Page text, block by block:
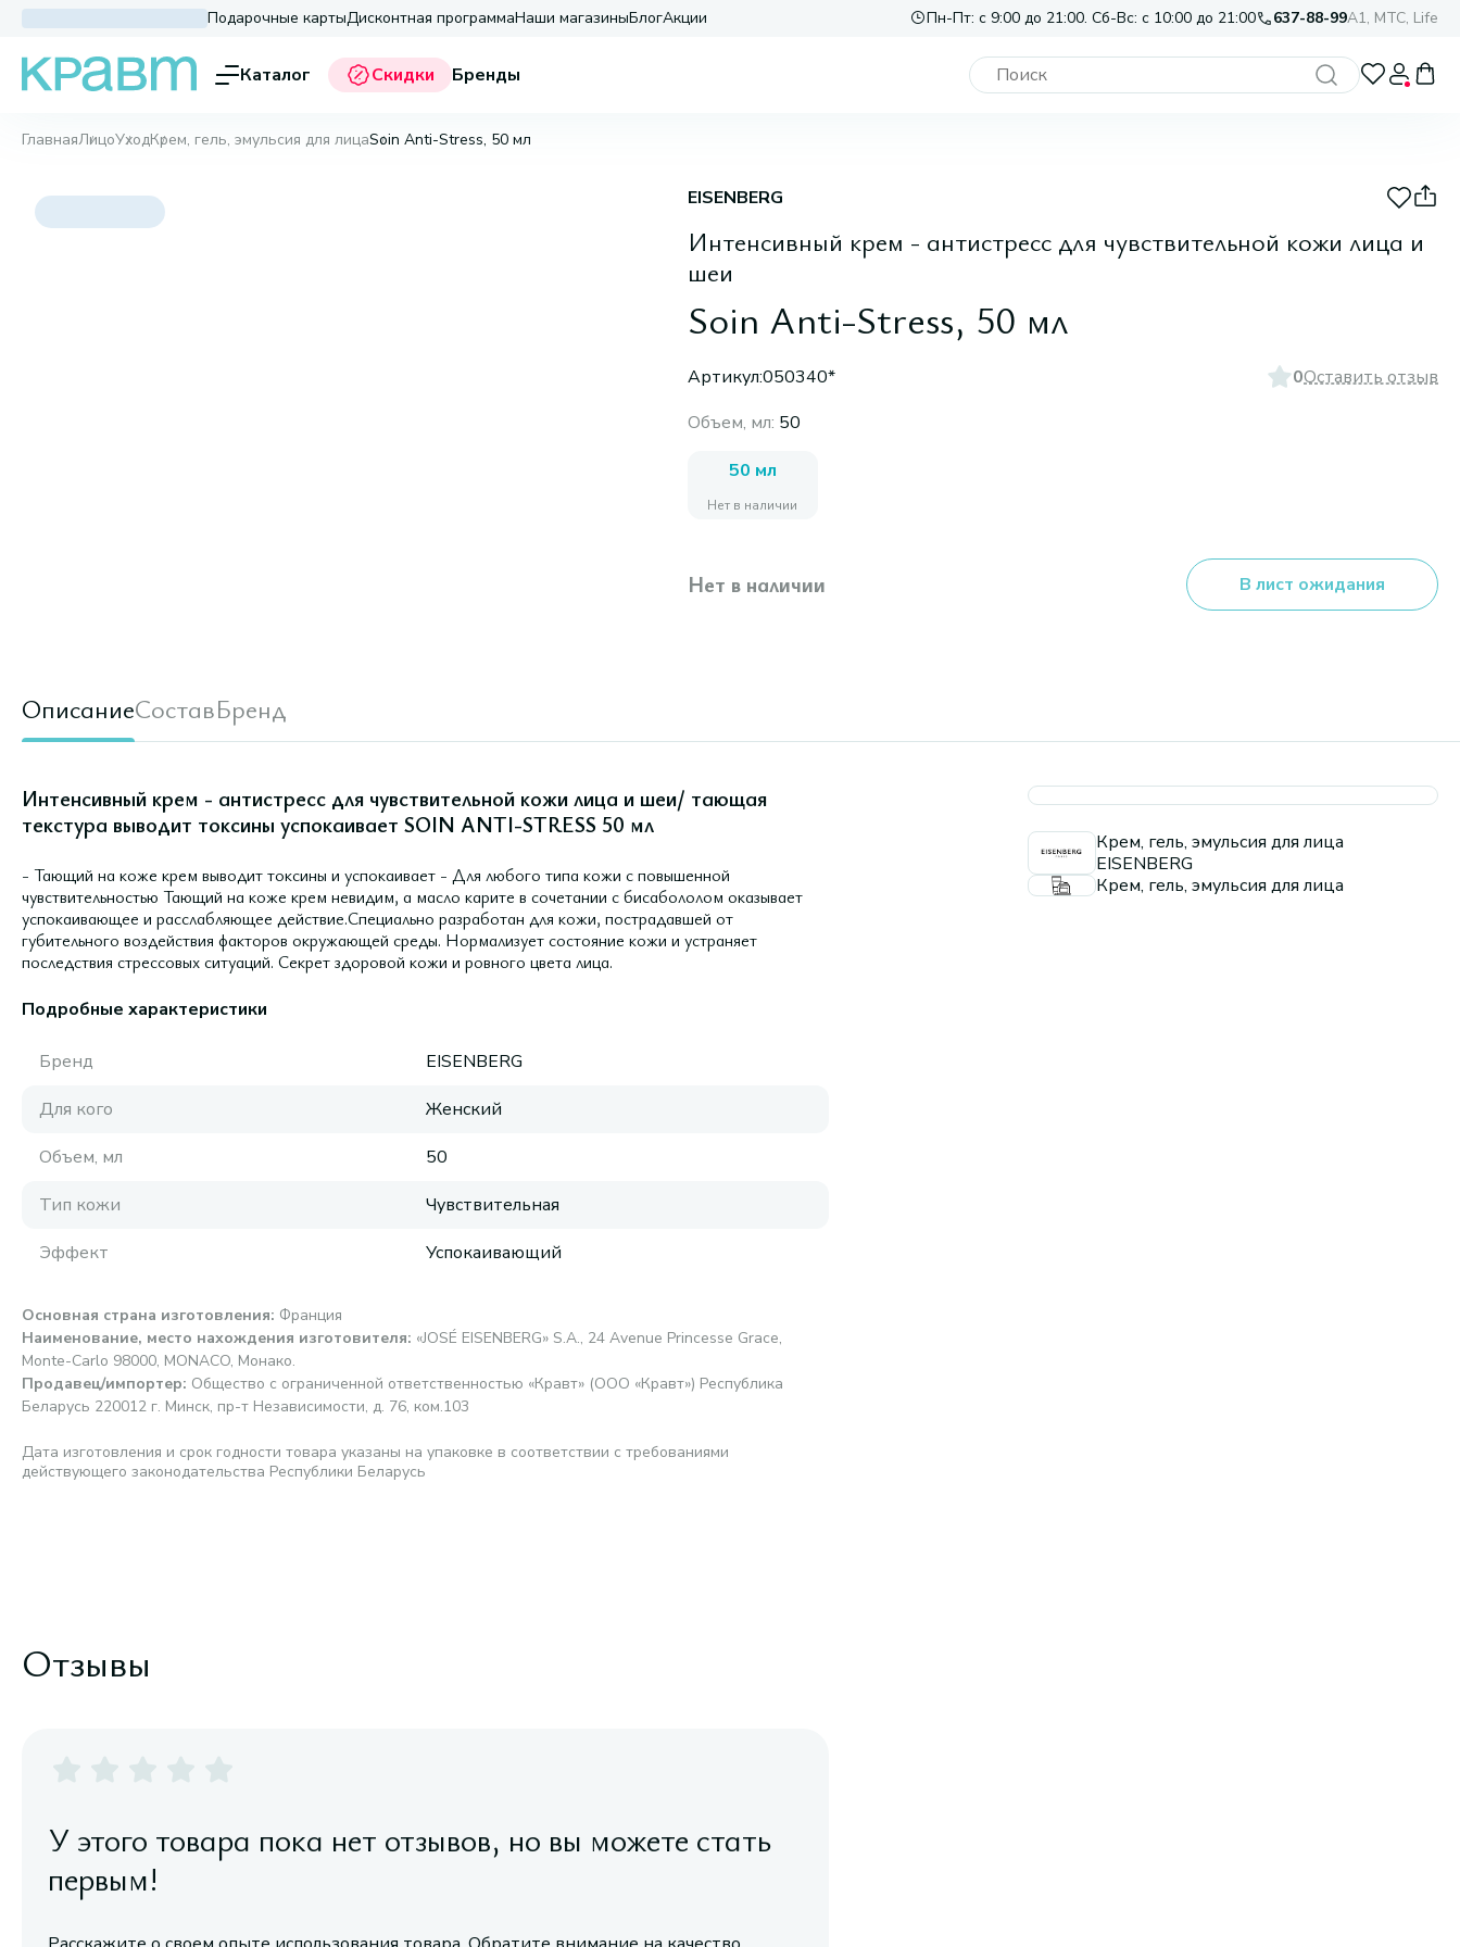
Подарочные картыДисконтная программаНаши магазиныБлогАкции Пн-Пт: с 9:00 до 21:00. Сб-Вс: с 10:00 до 21:00 637-88-99A1, МТС, Life
Каталог Скидки Бренды
ГлавнаяЛицоУходКрем, гель, эмульсия для лицаSoin Anti-Stress, 50 мл
EISENBERG
Интенсивный крем - антистресс для чувствительной кожи лица и
шеи
Soin Anti-Stress, 50 мл
Артикул:050340* 0Оставить отзыв
Объем, мл: 50
50 мл
Нет в наличии
Нет в наличии В лист ожидания
ОписаниеСоставБренд
Интенсивный крем - антистресс для чувствительной кожи лица и шеи/ тающая
текстура выводит токсины успокаивает SOIN ANTI-STRESS 50 мл
- Тающий на коже крем выводит токсины и успокаивает - Для любого типа кожи с повышенной
чувствительностью Тающий на коже крем невидим, а масло карите в сочетании с бисабололом оказывает
успокаивающее и расслабляющее действие.Специально разработан для кожи, пострадавшей от
губительного воздействия факторов окружающей среды. Нормализует состояние кожи и устраняет
последствия стрессовых ситуаций. Секрет здоровой кожи и ровного цвета лица.
Подробные характеристики
Бренд
EISENBERG
Для кого
Женский
Объем, мл
50
Тип кожи
Чувствительная
Эффект
Успокаивающий
Основная страна изготовления: Франция
Наименование, место нахождения изготовителя: «JOSÉ EISENBERG» S.A., 24 Avenue Princesse Grace,
Monte-Carlo 98000, MONACO, Монако.
Продавец/импортер: Общество с ограниченной ответственностью «Кравт» (ООО «Кравт») Республика
Беларусь 220012 г. Минск, пр-т Независимости, д. 76, ком.103
Дата изготовления и срок годности товара указаны на упаковке в соответствии с требованиями
действующего законодательства Республики Беларусь
Крем, гель, эмульсия для лица
EISENBERG
Крем, гель, эмульсия для лица
Отзывы
У этого товара пока нет отзывов, но вы можете стать
первым!